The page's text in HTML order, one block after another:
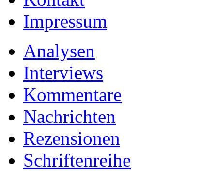
Impressum
Analysen
Interviews
Kommentare
Nachrichten
Rezensionen
Schriftenreihe